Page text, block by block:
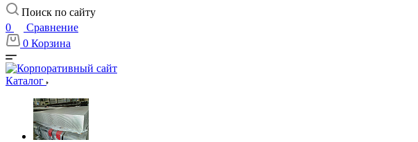
Поиск по сайту
0
Сравнение
0 Корзина
Каталог